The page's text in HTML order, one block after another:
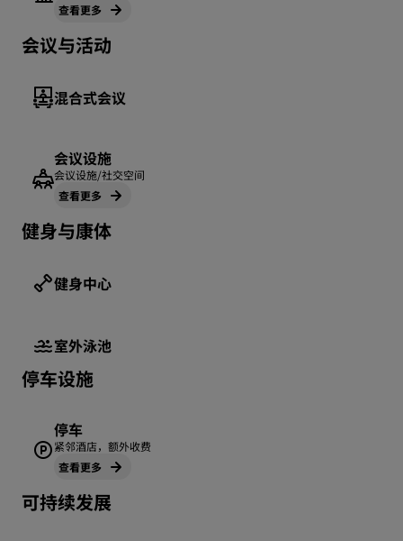
查看更多
会议与活动
混合式会议
会议设施
会议设施/社交空间
查看更多
健身与康体
健身中心
室外泳池
停车设施
停车
紧邻酒店，额外收费
查看更多
可持续发展